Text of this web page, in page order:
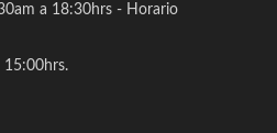
a 18:30hrs - Horario
15:00hrs.